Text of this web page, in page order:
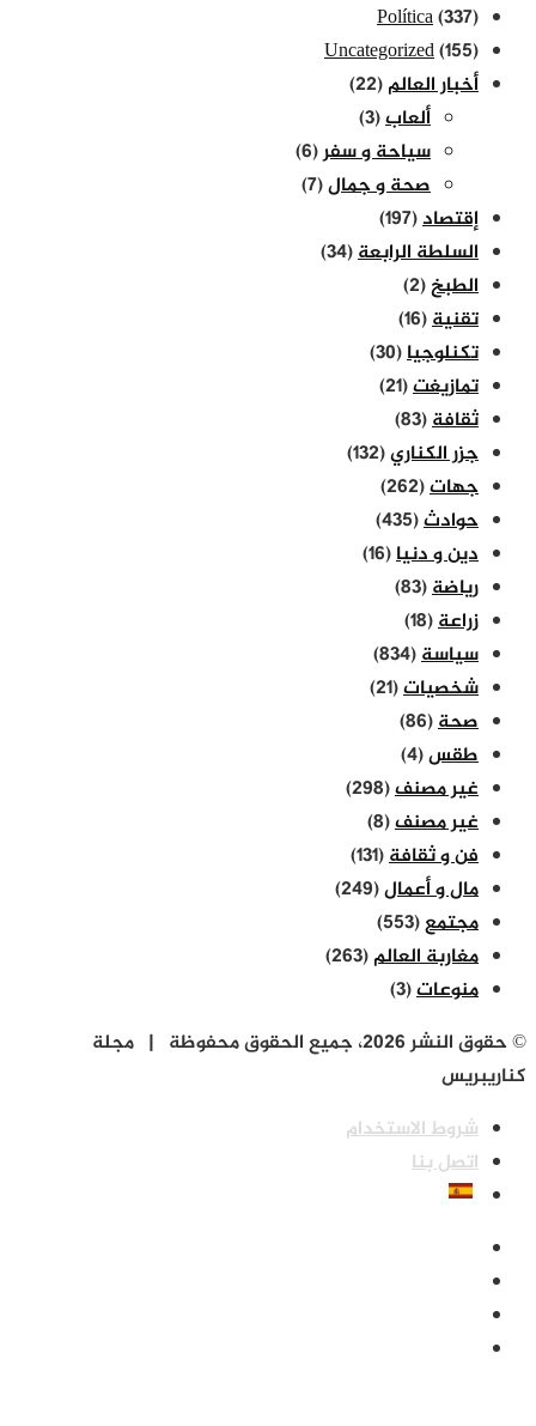
Política(337)
Uncategorized(155)
أخبار العالم(22)
ألعاب(3)
سياحة و سفر(6)
صحة و جمال(7)
إقتصاد(197)
السلطة الرابعة(34)
الطبخ(2)
تقنية(16)
تكنلوجيا(30)
تمازيغت(21)
ثقافة(83)
جزر الكناري(132)
جهات(262)
حوادث(435)
دين و دنيا(16)
رياضة(83)
زراعة(18)
سياسة(834)
شخصيات(21)
صحة(86)
طقس(4)
غير مصنف(298)
غير مصنف(8)
فن و ثقافة(131)
مال و أعمال(249)
مجتمع(553)
مغاربة العالم(263)
منوعات(3)
© حقوق النشر 2026، جميع الحقوق محفوظة | مجلة
كناريبريس
شروط الاستخدام
اتصل بنا